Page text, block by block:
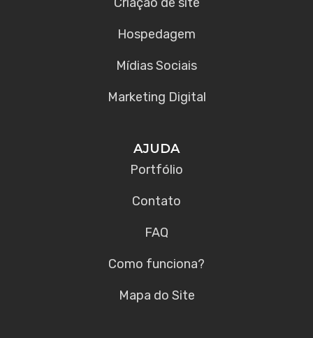
Hospedagem
Mídias Sociais
Marketing Digital
AJUDA
Portfólio
Contato
FAQ
Como funciona?
Mapa do Site